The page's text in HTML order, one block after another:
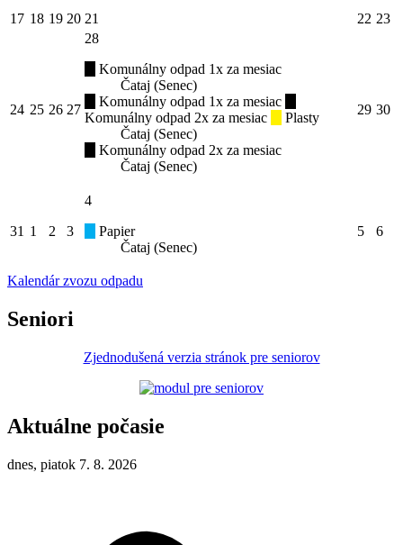
17 18 19 20 21 22 23
24 25 26 27
28
Komunálny odpad 1x za mesiac
Čataj (Senec)
Komunálny odpad 1x za mesiac
Komunálny odpad 2x za mesiac
Plasty
Čataj (Senec)
Komunálny odpad 2x za mesiac
Čataj (Senec)
29 30
31 1 2 3
4
Papier
Čataj (Senec)
5 6
Kalendár zvozu odpadu
Seniori
Zjednodušená verzia stránok pre seniorov
Aktuálne počasie
dnes, piatok 7. 8. 2026